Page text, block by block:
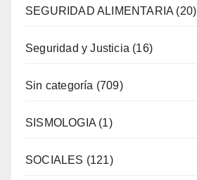
SEGURIDAD ALIMENTARIA (20)
Seguridad y Justicia (16)
Sin categoría (709)
SISMOLOGIA (1)
SOCIALES (121)